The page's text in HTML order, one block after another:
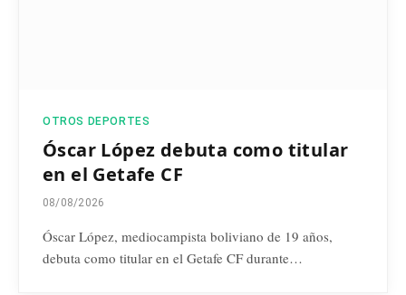
OTROS DEPORTES
Óscar López debuta como titular
en el Getafe CF
08/08/2026
Óscar López, mediocampista boliviano de 19 años,
debuta como titular en el Getafe CF durante…